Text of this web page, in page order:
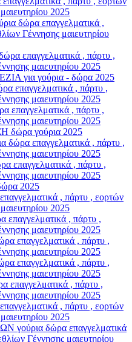
2025
δώρα επαγγελματικά ,
Γέννησης μαιευτηρίου
επαγγελματικά , πάρτυ ,
μαιευτηρίου 2025
για γούρια - δώρα 2025
επαγγελματικά , πάρτυ ,
μαιευτηρίου 2025
επαγγελματικά , πάρτυ ,
μαιευτηρίου 2025
γούρια 2025
επαγγελματικά , πάρτυ ,
μαιευτηρίου 2025
επαγγελματικά , πάρτυ ,
μαιευτηρίου 2025
2025
, πάρτυ , εορτών
2025
, πάρτυ ,
μαιευτηρίου 2025
επαγγελματικά , πάρτυ ,
μαιευτηρίου 2025
επαγγελματικά , πάρτυ ,
μαιευτηρίου 2025
επαγγελματικά , πάρτυ ,
μαιευτηρίου 2025
, πάρτυ , εορτών
2025
δώρα επαγγελματικά
Γέννησης μαιευτηρίου